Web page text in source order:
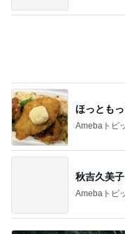
ほっとも
Amebaトピ
秋吉久美
Amebaトピ